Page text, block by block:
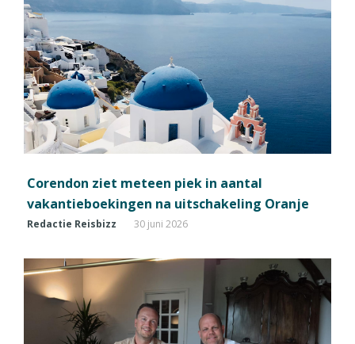
Corendon ziet meteen piek in aantal
vakantieboekingen na uitschakeling Oranje
Redactie Reisbizz 30 juni 2026